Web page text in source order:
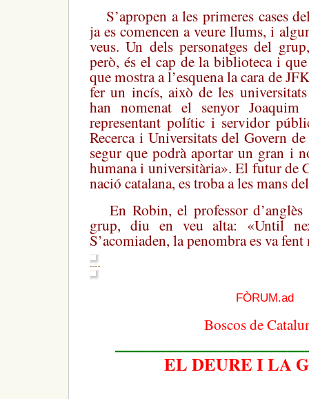
S’apropen a les primeres cases
ja es comencen a veure llums, i
veus. Un dels personatges del
però, és el cap de la biblioteca i
que mostra a l’esquena la cara de
fer un incís, això de les
han nomenat el senyor
representant polític i servidor
Recerca i Universitats del Govern
segur que podrà aportar un gran i
humana i universitària». El futur de
nació catalana, es troba a les mans
En Robin, el professor
grup, diu en veu alta: «Until
S’acomiaden, la penombra es va fent
FÒRUM.ad
Boscos de
EL DEURE I LA